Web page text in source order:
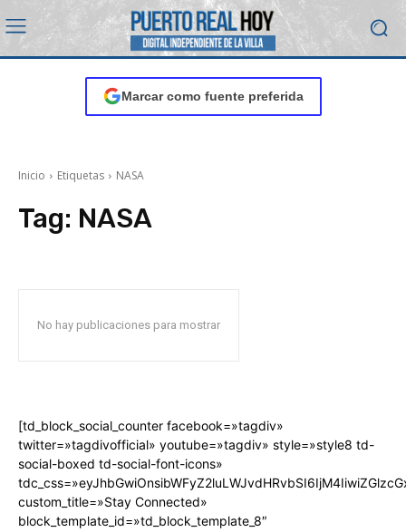
Marcar como fuente preferida
Inicio Etiquetas NASA
Tag: NASA
No hay publicaciones para mostrar
[td_block_social_counter facebook=»tagdiv»
twitter=»tagdivofficial» youtube=»tagdiv» style=»style8 td-
social-boxed td-social-font-icons»
custom_title=»Stay Connected»
block_template_id=»td_block_template_8″